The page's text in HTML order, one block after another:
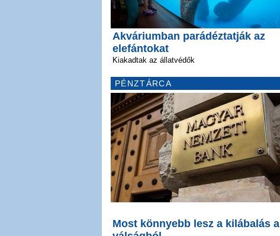
Akváriumban parádéztatják az
elefántokat
Kiakadtak az állatvédők
PÉNZTÁRCA
Most könnyebb lesz a kilábalás a